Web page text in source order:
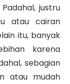
justru
atau cairan
itu, banyak
karena
sebagian
atau mudah